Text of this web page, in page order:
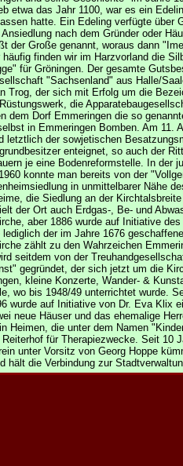
etwa das Jahr 1100, war es ein
hatte. Ein Edeling verfügte über
nach dem Gründer oder
der Große genannt, woraus dann
finden wir im Harzvorland die
für Gröningen. Der gesamte
"Sachsenland" aus Halle/
Trog, der sich mit Erfolg um die
die
dem Dorf Emmeringen die so
in Emmeringen Bomben. Am 11.
letztlich der sowjetischen
enteignet, so auch der
je eine Bodenreformstelle. In der
konnte man bereits von der
in unmittelbarer Nähe
die Siedlung an der
der Ort auch Erdgas-, Be- und
aber 1886 wurde auf Initiative
der im Jahre 1676
zählt zu den Wahrzeichen
seitdem von der
gegründet, der sich jetzt um die
kleine Konzerte, Wander- &
wo bis 1948/49 unterrichtet wurde.
wurde auf Initiative von Dr. Eva Klix
neue Häuser und das ehemalige
Heimen, die unter dem Namen
für Therapiezwecke. Seit 10
unter Vorsitz von Georg Hoppe
hält die Verbindung zur